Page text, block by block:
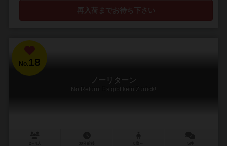
再入荷までお待ち下さい
No.18
ノーリターン
No Return: Es gibt kein Zurück!